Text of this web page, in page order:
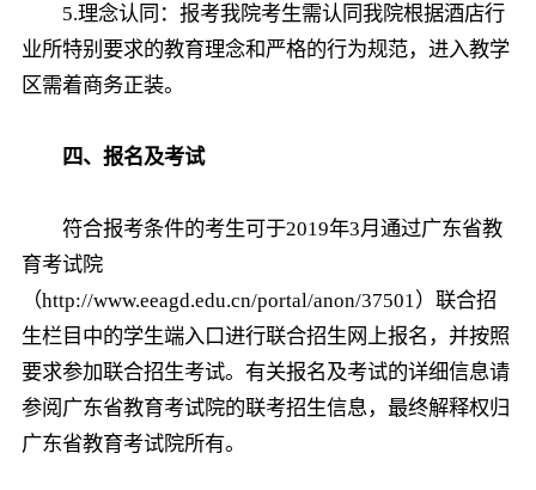
5.理念认同：报考我院考生需认同我院根据酒店行
业所特别要求的教育理念和严格的行为规范，进入教学
区需着商务正装。
四、报名及考试
符合报考条件的考生可于2019年3月通过广东省教
育考试院
（http://www.eeagd.edu.cn/portal/anon/37501）联合招
生栏目中的学生端入口进行联合招生网上报名，并按照
要求参加联合招生考试。有关报名及考试的详细信息请
参阅广东省教育考试院的联考招生信息，最终解释权归
广东省教育考试院所有。